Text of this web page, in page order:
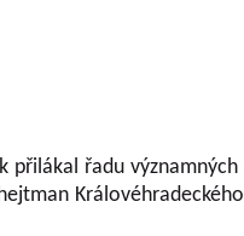
přilákal řadu